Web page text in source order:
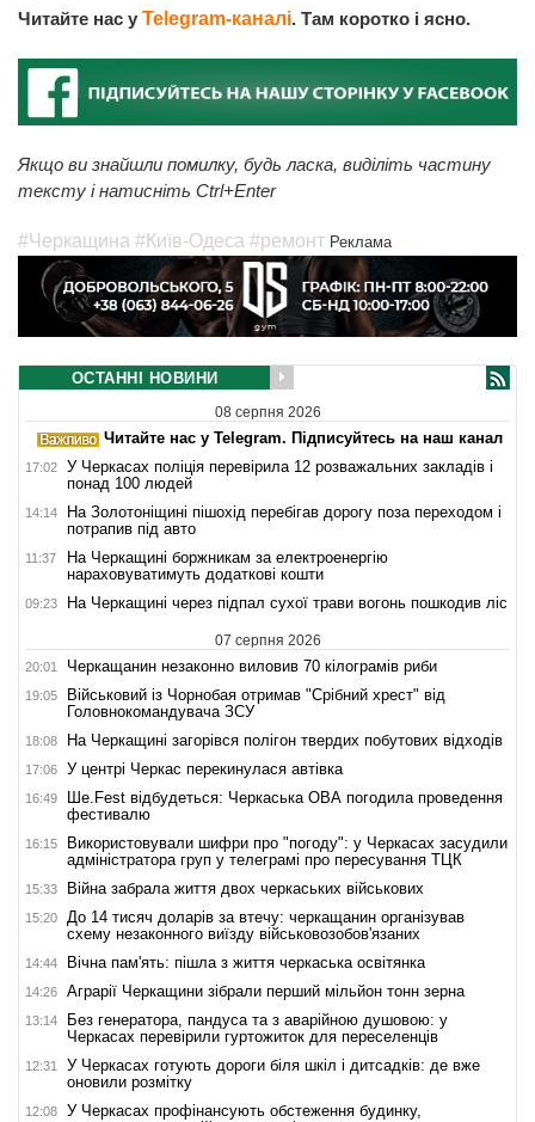
Читайте нас у Telegram-каналі. Там коротко і ясно.
Якщо ви знайшли помилку, будь ласка, виділіть частину
тексту і натисніть Ctrl+Enter
#Черкащина #Київ-Одеса #ремонт Реклама
ОСТАННІ НОВИНИ
08 серпня 2026
Читайте нас у Telegram. Підписуйтесь на наш канал
17:02
У Черкасах поліція перевірила 12 розважальних закладів і
понад 100 людей
14:14
На Золотоніщині пішохід перебігав дорогу поза переходом і
потрапив під авто
11:37
На Черкащині боржникам за електроенергію
нараховуватимуть додаткові кошти
09:23 На Черкащині через підпал сухої трави вогонь пошкодив ліс
07 серпня 2026
20:01 Черкащанин незаконно виловив 70 кілограмів риби
19:05
Військовий із Чорнобая отримав "Срібний хрест" від
Головнокомандувача ЗСУ
18:08 На Черкащині загорівся полігон твердих побутових відходів
17:06 У центрі Черкас перекинулася автівка
16:49
Ше.Fest відбудеться: Черкаська ОВА погодила проведення
фестивалю
16:15
Використовували шифри про "погоду": у Черкасах засудили
адміністратора груп у телеграмі про пересування ТЦК
15:33 Війна забрала життя двох черкаських військових
15:20
До 14 тисяч доларів за втечу: черкащанин організував
схему незаконного виїзду військовозобов'язаних
14:44 Вічна пам'ять: пішла з життя черкаська освітянка
14:26 Аграрії Черкащини зібрали перший мільйон тонн зерна
13:14
Без генератора, пандуса та з аварійною душовою: у
Черкасах перевірили гуртожиток для переселенців
12:31
У Черкасах готують дороги біля шкіл і дитсадків: де вже
оновили розмітку
12:08
У Черкасах профінансують обстеження будинку,